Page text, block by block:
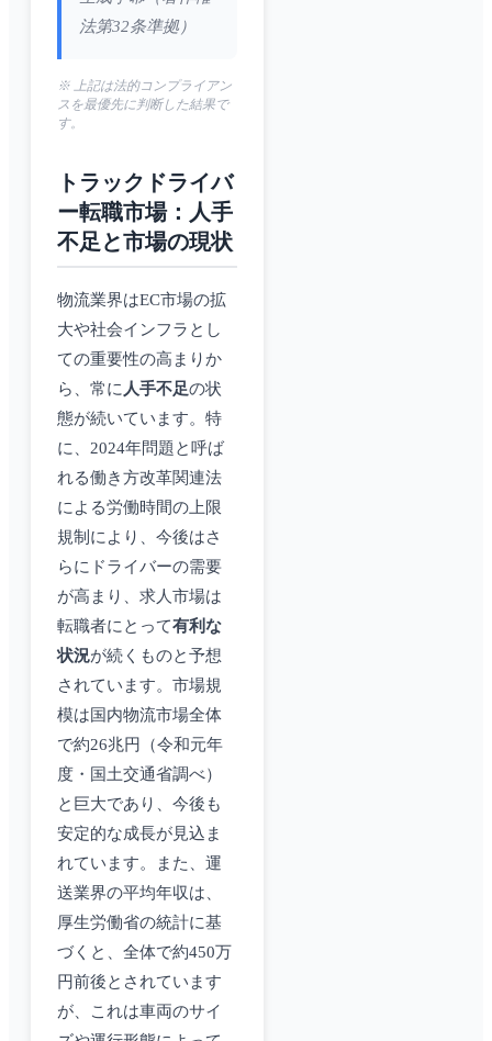
法第32条準拠）
※ 上記は法的コンプライアン
スを最優先に判断した結果で
す。
トラックドライバ
ー転職市場：人手
不足と市場の現状
物流業界はEC市場の拡
大や社会インフラとし
ての重要性の高まりか
ら、常に 人手不足の状
態が続いています。特
に、2024年問題と呼ば
れる働き方改革関連法
による労働時間の上限
規制により、今後はさ
らにドライバーの需要
が高まり、求人市場は
転職者にとって有利な
状況が続くものと予想
されています。市場規
模は国内物流市場全体
で約26兆円（令和元年
度・国土交通省調べ）
と巨大であり、今後も
安定的な成長が見込ま
れています。また、運
送業界の平均年収は、
厚生労働省の統計に基
づくと、全体で約450万
円前後とされています
が、これは車両のサイ